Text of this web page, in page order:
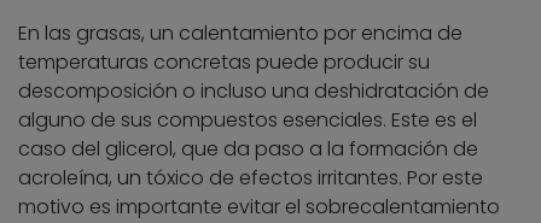
En las grasas, un calentamiento por encima de
temperaturas concretas puede producir su
descomposición o incluso una deshidratación de
alguno de sus compuestos esenciales. Este es el
caso del glicerol, que da paso a la formación de
acroleína, un tóxico de efectos irritantes. Por este
motivo es importante evitar el sobrecalentamiento